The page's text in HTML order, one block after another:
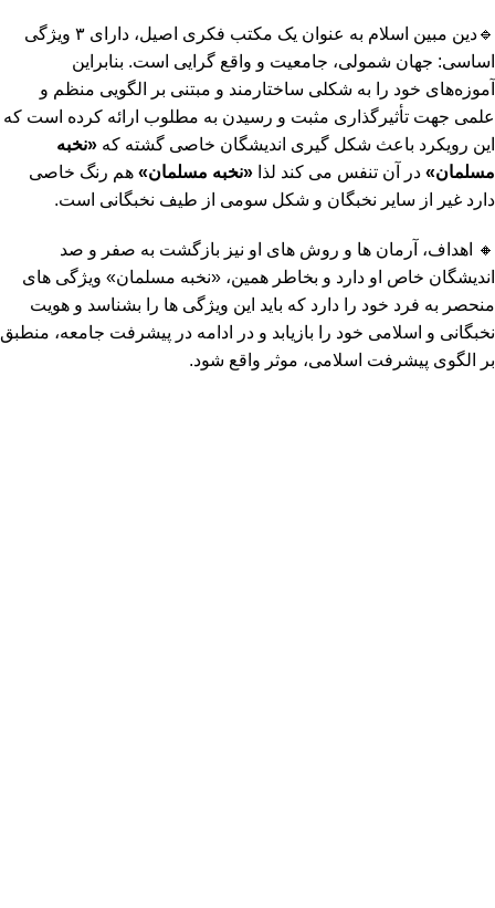
🔹دین مبین اسلام به عنوان یک مکتب فکری اصیل، دارای ۳ ویژگی
اساسی: جهان شمولی، جامعیت و واقع گرایی است. بنابراین
آموزه‌های خود را به شکلی ساختارمند و مبتنی بر الگویی منظم و
علمی جهت تأثیرگذاری مثبت و رسیدن به مطلوب ارائه کرده است که
این رویکرد باعث شکل گیری اندیشگان خاصی گشته که «نخبه
مسلمان» در آن تنفس می کند لذا «نخبه مسلمان» هم رنگ خاصی
دارد غیر از سایر نخبگان و شکل سومی از طیف نخبگانی است.
🔸 اهداف، آرمان ها و روش های او نیز بازگشت به صفر و صد
اندیشگان خاص او دارد و بخاطر همین، «نخبه مسلمان» ویژگی های
منحصر به فرد خود را دارد که باید این ویژگی ها را بشناسد و هویت
نخبگانی و اسلامی خود را بازیابد و در ادامه در پیشرفت جامعه، منطبق
بر الگوی پیشرفت اسلامی، موثر واقع شود.